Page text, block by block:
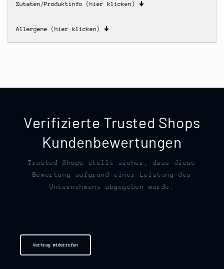
Zutaten/Produktinfo (hier klicken) 🠋
Allergene (hier klicken) 🠋
Verifizierte Trusted Shops
Kundenbewertungen
Trusted Shops stellt sicher, dass diese
Bewertung aufgrund einer Leistung des
Unternehmens abgegeben wurde.
Vertrag widerrufen